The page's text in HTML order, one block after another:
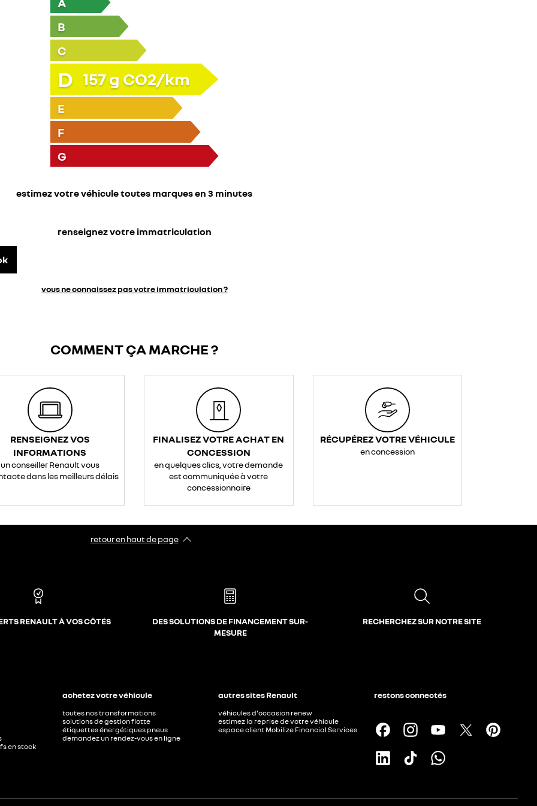
B
C
D 157g CO2/km
E
F
G
estimez votre véhicule toutes marques en 3 minutes
renseignez votre immatriculation
vous ne connaissez pas votre immatriculation ?
COMMENT ÇA MARCHE ?
RENSEIGNEZ VOS
INFORMATIONS
un conseiller Renault vous
dans les meilleurs délais
FINALISEZ VOTRE ACHAT EN
CONCESSION
en quelques clics, votre demande
est communiquée à votre
concessionnaire
RÉCUPÉREZ VOTRE VÉHICULE
en concession
retour en haut de page​
RENAULT À VOS CÔTÉS
DES SOLUTIONS DE FINANCEMENT SUR-
MESURE
RECHERCHEZ SUR NOTRE SITE
en stock
achetez votre véhicule
toutes nos transformations
solutions de gestion flotte
étiquettes énergétiques pneus
demandez un rendez-vous en ligne
autres sites Renault
véhicules d'occasion renew
estimez la reprise de votre véhicule
espace client Mobilize Financial Services
restons connectés